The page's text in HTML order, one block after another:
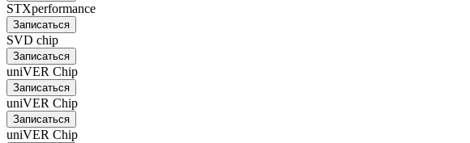
STXperformance
Записаться
SVD chip
Записаться
uniVER Chip
Записаться
uniVER Chip
Записаться
uniVER Chip